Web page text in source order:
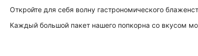
Откройте для себя волну гастрономического
Каждый большой пакет нашего попкорна со вкусом